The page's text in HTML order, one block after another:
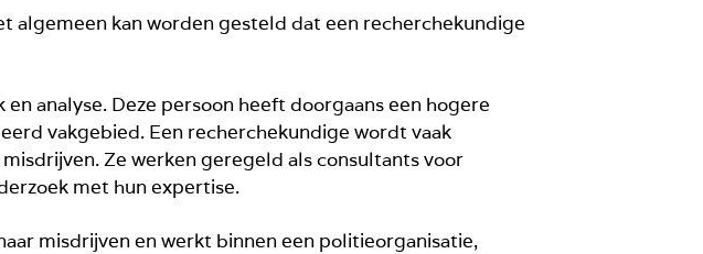
algemeen kan worden gesteld dat een recherchekundige
analyse. Deze persoon heeft doorgaans een hogere
vakgebied. Een recherchekundige wordt vaak
Ze werken geregeld als consultants voor
met hun expertise.
misdrijven en werkt binnen een politieorganisatie,